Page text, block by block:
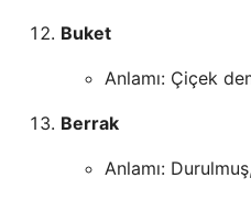
Buket
Anlamı: Çiçek
Berrak
Anlamı: